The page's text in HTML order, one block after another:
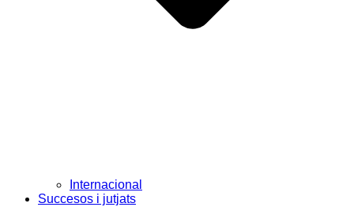
Internacional
Succesos i jutjats